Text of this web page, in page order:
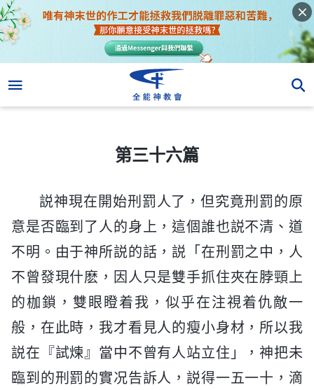
第三十六篇
説神現在開始刑罰人了，但究竟刑罰的原
意是否臨到了人的身上，這個誰也説不清、道
不明。由于神所説的話，説「在刑罰之中，人
不曾發現什麽，因人只是雙手抓住夾在脖頸上
的枷鎖，雙眼瞪着我，似乎在注視着仇敵一
般，在此時，我才看見人的瘦小身材，所以我
説在『試煉』當中不曾有人站立住」，神把未
臨到的刑罰的實况告訴人，説得一五一十，滴